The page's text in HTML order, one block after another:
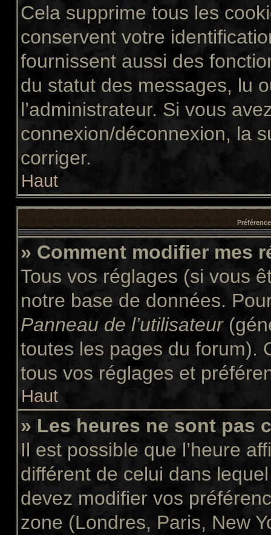
Cela supprime tous les
conservent votre
fournissent aussi des
du statut des messages, lu
l’administrateur. Si vous
connexion/déconnexion, la
corriger.
Haut
» Comment modifier mes
Tous vos réglages (si vous
notre base de données.
Panneau de l’utilisateur
toutes les pages du forum).
tous vos réglages et
Haut
» Les heures ne sont pas
Il est possible que l’heure
différent de celui dans
devez modifier vos
zone (Londres, Paris, New